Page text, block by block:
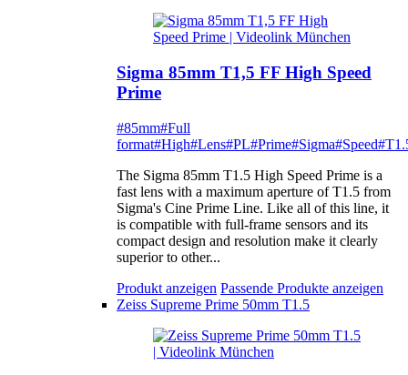
Sigma 85mm T1,5 FF High Speed
Prime
#85mm#Full
format#High#Lens#PL#Prime#Sigma#Speed
The Sigma 85mm T1.5 High Speed Prime is a
fast lens with a maximum aperture of T1.5 from
Sigma's Cine Prime Line. Like all of this line, it
is compatible with full-frame sensors and its
compact design and resolution make it clearly
superior to other...
Produkt anzeigen Passende Produkte anzeigen
Zeiss Supreme Prime 50mm T1.5